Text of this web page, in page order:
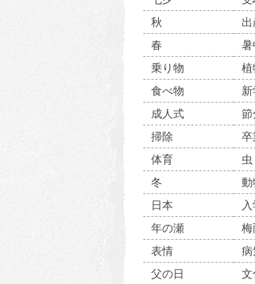
秋
春
暑
乗り物
植
食べ物
新
成人式
節
掃除
卒
体育
虫
冬
動
日本
年の瀬
梅
表情
病
父の日
文